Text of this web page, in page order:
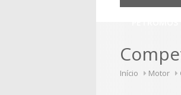
Início Motor